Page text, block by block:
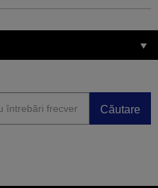
Căutare